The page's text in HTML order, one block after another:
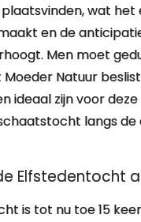
wat het
en de
Men moet
Natuur
ideaal zijn voor deze
langs de
Elfstedentocht
is tot nu toe 15